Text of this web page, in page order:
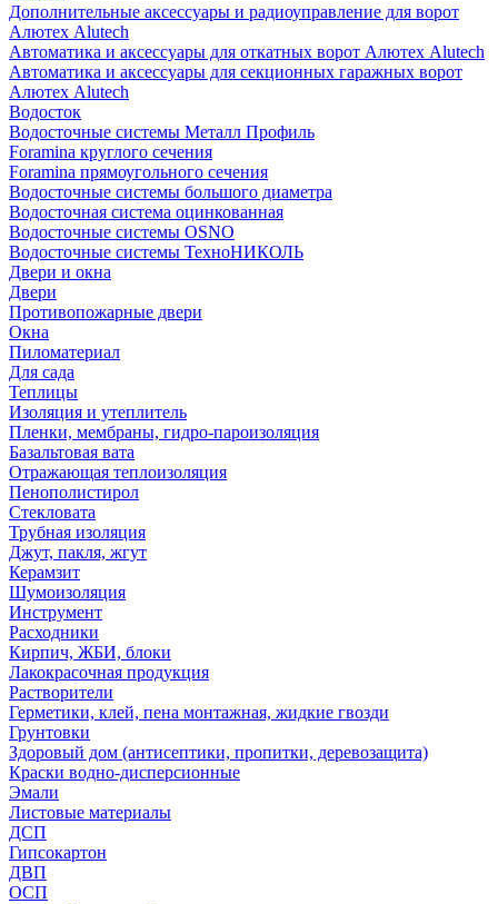
Дополнительные аксессуары и радиоуправление для ворот
Алютех Alutech
Автоматика и аксессуары для откатных ворот Алютех Alutech
Автоматика и аксессуары для секционных гаражных ворот
Алютех Alutech
Водосток
Водосточные системы Металл Профиль
Foramina круглого сечения
Foramina прямоугольного сечения
Водосточные системы большого диаметра
Водосточная система оцинкованная
Водосточные системы OSNO
Водосточные системы ТехноНИКОЛЬ
Двери и окна
Двери
Противопожарные двери
Окна
Пиломатериал
Для сада
Теплицы
Изоляция и утеплитель
Пленки, мембраны, гидро-пароизоляция
Базальтовая вата
Отражающая теплоизоляция
Пенополистирол
Стекловата
Трубная изоляция
Джут, пакля, жгут
Керамзит
Шумоизоляция
Инструмент
Расходники
Кирпич, ЖБИ, блоки
Лакокрасочная продукция
Растворители
Герметики, клей, пена монтажная, жидкие гвозди
Грунтовки
Здоровый дом (антисептики, пропитки, деревозащита)
Краски водно-дисперсионные
Эмали
Листовые материалы
ДСП
Гипсокартон
ДВП
ОСП